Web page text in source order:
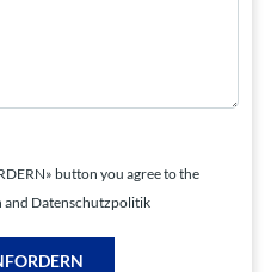
button you agree to the
and Datenschutzpolitik